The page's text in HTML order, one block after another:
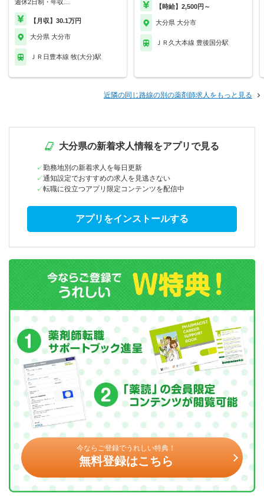
週休2日制・年収…
【月収】30.1万円
大分県 大分市
ＪＲ日豊本線 牧(大分)駅
【時給】2,500円～
大分県 大分市
ＪＲ久大本線 豊後国分駅
近隣の同じ路線の別の薬剤師求人をもっと見る
大分県の新着求人情報をアプリで見る
勤務地別の新着求人を毎日更新
通知設定でおすすめの求人を見逃さない
転職に役立つアプリ限定コンテンツを配信中
アプリをインストールする
今ならご登録でうれしい特典！
無料登録はこちら